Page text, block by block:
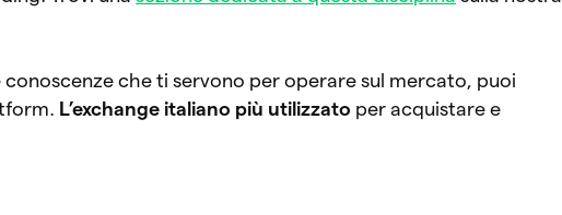
conoscenze che ti servono per operare sul mercato, puoi
L’exchange italiano più utilizzato per acquistare e